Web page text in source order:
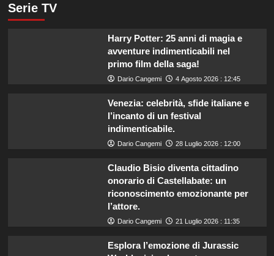
Serie TV
Harry Potter: 25 anni di magia e
avventure indimenticabili nel
primo film della saga!
Dario Cangemi 4 Agosto 2026 : 12:45
Venezia: celebrità, sfide italiane e
l’incanto di un festival
indimenticabile.
Dario Cangemi 28 Luglio 2026 : 12:00
Claudio Bisio diventa cittadino
onorario di Castellabate: un
riconoscimento emozionante per
l’attore.
Dario Cangemi 21 Luglio 2026 : 11:35
Esplora l’emozione di Jurassic